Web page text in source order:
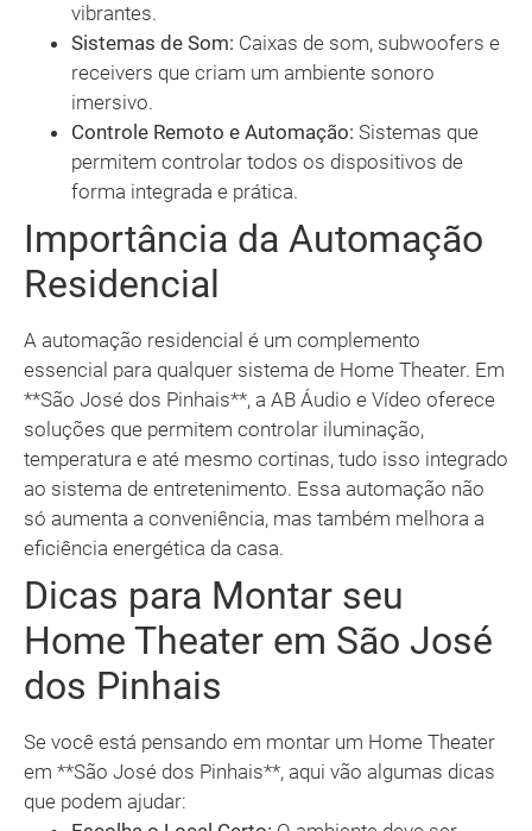
vibrantes.
Sistemas de Som: Caixas de som, subwoofers e
receivers que criam um ambiente sonoro
imersivo.
Controle Remoto e Automação: Sistemas que
permitem controlar todos os dispositivos de
forma integrada e prática.
Importância da Automação
Residencial
A automação residencial é um complemento
essencial para qualquer sistema de Home Theater. Em
**São José dos Pinhais**, a AB Áudio e Vídeo oferece
soluções que permitem controlar iluminação,
temperatura e até mesmo cortinas, tudo isso integrado
ao sistema de entretenimento. Essa automação não
só aumenta a conveniência, mas também melhora a
eficiência energética da casa.
Dicas para Montar seu
Home Theater em São José
dos Pinhais
Se você está pensando em montar um Home Theater
em **São José dos Pinhais**, aqui vão algumas dicas
que podem ajudar: